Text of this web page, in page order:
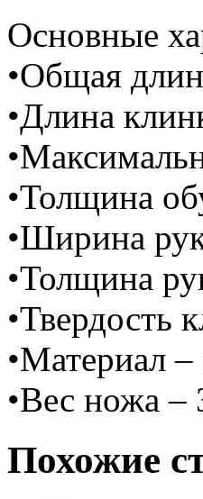
Основные
•Общая
•Длина
•Толщина
•Ширина
•Толщина
•Твердость
•Материал
•Вес ножа –
Похожие